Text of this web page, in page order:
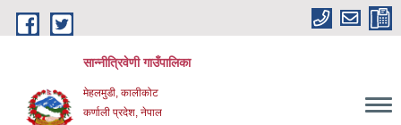
Skip to main content
सान्नीत्रिवेणी गाउँपालिका
मेहलमुडी, कालीकोट
कर्णाली प्रदेश, नेपाल